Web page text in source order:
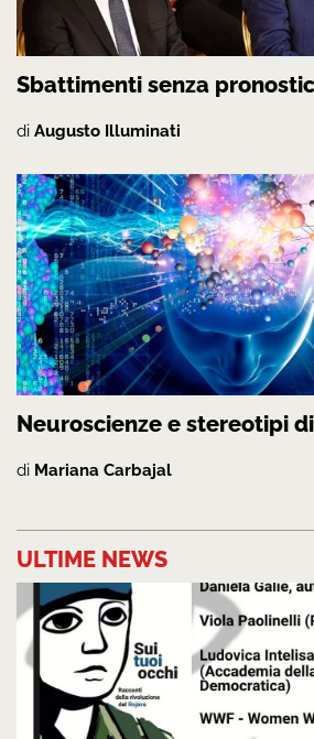
Sbattimenti senza
di Augusto Illuminati
Neuroscienze e stereotipi
di Mariana Carbajal
ULTIME NEWS